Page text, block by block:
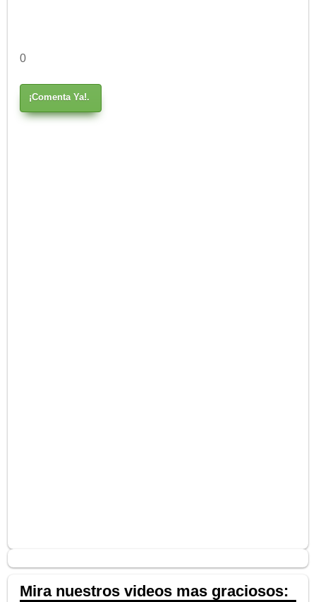
0
¡Comenta Ya!.
Mira nuestros videos mas graciosos: